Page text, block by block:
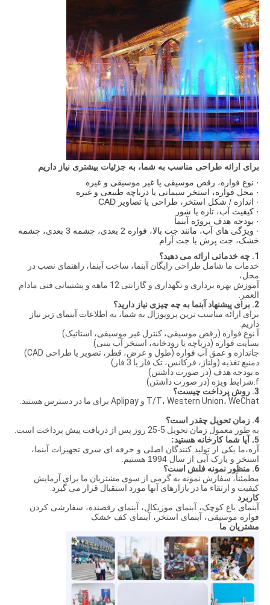
برای ارائه طراحی مناسب به شما، به جزئیات بیشتری نیاز داریم
· نوع فواره، رقص موسیقی یا غیر موسیقی و غیره
· محل فواره، استخر سیمانی یا دریاچه طبیعی و غیره
· اندازه / شکل استخر، طراحی یا تصاویر CAD
· کیفیت آب، تازه یا شور
· بودجه هدف پروژه آبنما
· ویژگی های آب، مانند جت بالا، فواره 2 بعدی، چشمه 3 بعدی، چشمه
خشک، جت پرش یا جت آرام
1. چه خدماتی ارائه می دهید؟
خدمات ما شامل طراحی رایگان آبنما، ساخت آبنما، راهنمای نصب در
محل،
آموزش بهره برداری و نگهداری و گارانتی 12 ماهه و پشتیبانی فنی مادام
العمر.
2. برای پیشنهاد آبنما به چه چیزی نیاز دارید؟
برای ارائه مناسب ترین پروپوزال به شما، به اطلاعات آبنمای زیر نیاز
داریم.
آ.نوع فواره (رقص موسیقی، کنترل غیر موسیقی، استاتیک)
بسایت فواره (دریاچه یا رودخانه، استخر آب بتنی)
جاندازه و عمق آب فواره (طول و عرض، قطر، تصویر یا طراحی CAD)
دمنبع تغذیه (ولتاژ، فرکانس، تک فاز یا 3 فاز)
ه.بودجه هدف (در صورت داشتن)
f.شرایط ویژه (در صورت داشتن)
3. روش پرداخت چیست؟
T/T، Western Union، WeChat و Aplipay برای ما در دسترس هستند.
4. زمان تحویل چقدر است؟
به طور معمول زمان تحویل 5-25 روز پس از دریافت پیش پرداخت است.
5. آیا شما کارخانه هستید:
آره،ما یکی از تولید کنندگان اصلی و حرفه ای سری تجهیزات آبنما،
استخر و پارک آبی از سال 1994 هستیم.
6. منظور نمونه فلش است؟
مطمئناً، سفارش نمونه به گرمی از سوی مشتریان ما برای آزمایش
کیفیت و ارتقاء ما در بازارهای آنها مورد استقبال قرار می گیرد.
کاربرد
آبنمای باغ کوچک، آبنمای موزیکال، آبنمای رقصنده، سفارشی کردن
فواره موسیقی، آبنمای استخر، آبنمای کف خشک
مشتریان ما